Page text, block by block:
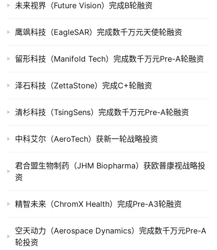
上
投
据
创
学
院
未来视界（Future Vision）完成B轮融资
鹰飒科技（EagleSAR）完成数千万元天使轮融资
留形科技（Manifold Tech）完成数千万元Pre-A轮融资
泽石科技（ZettaStone）完成C+轮融资
清杉科技（TsingSens）完成数千万元Pre-A轮融资
中科艾尔（AeroTech）获新一轮战略投资
君合盟生物制药（JHM Biopharma）获欧普康视战略投
资
精智未来（ChromX Health）完成Pre-A3轮融资
空天动力（Aerospace Dynamics）完成数千万元Pre-A
轮投资